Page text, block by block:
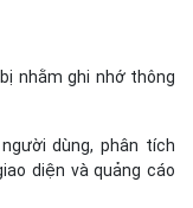
nhằm ghi nhớ thông
dùng, phân tích
diện và quảng cáo